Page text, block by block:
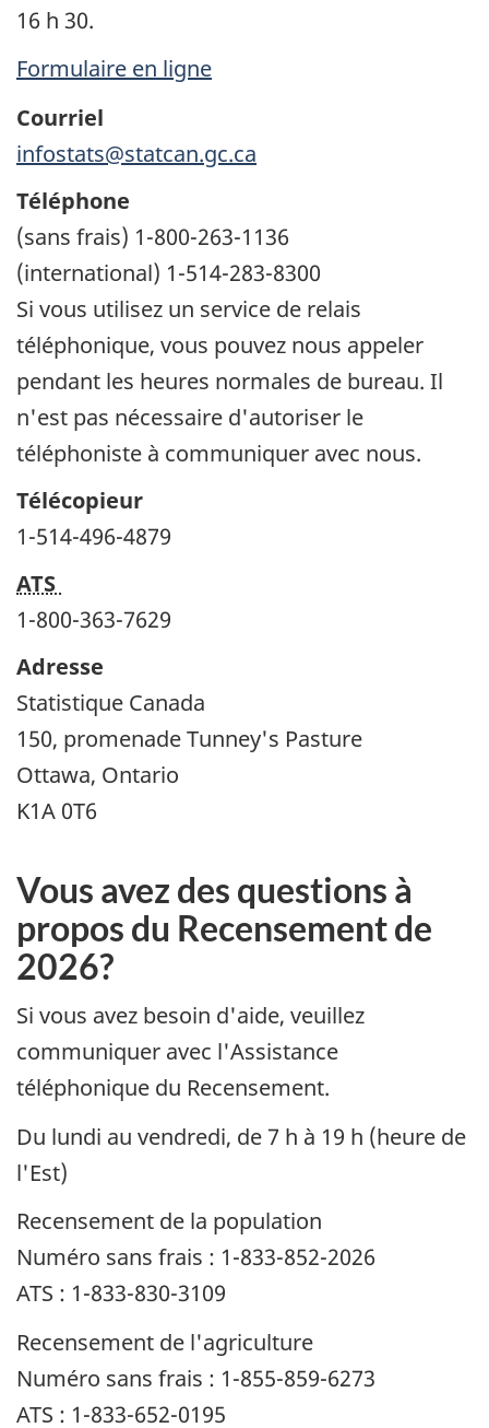
16 h 30.
Formulaire en ligne
Courriel
infostats@statcan.gc.ca
Téléphone
(sans frais) 1-800-263-1136
(international) 1-514-283-8300
Si vous utilisez un service de relais
téléphonique, vous pouvez nous appeler
pendant les heures normales de bureau. Il
n'est pas nécessaire d'autoriser le
téléphoniste à communiquer avec nous.
Télécopieur
1-514-496-4879
ATS
1-800-363-7629
Adresse
Statistique Canada
150, promenade Tunney's Pasture
Ottawa, Ontario
K1A 0T6
Vous avez des questions à
propos du Recensement de
2026?
Si vous avez besoin d'aide, veuillez
communiquer avec l'Assistance
téléphonique du Recensement.
Du lundi au vendredi, de 7 h à 19 h (heure de
l'Est)
Recensement de la population
Numéro sans frais : 1-833-852-2026
ATS : 1-833-830-3109
Recensement de l'agriculture
Numéro sans frais : 1-855-859-6273
ATS : 1-833-652-0195